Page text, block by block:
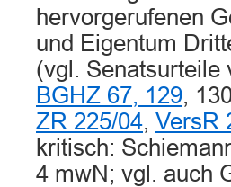
hervorgerufenen
und Eigentum
(vgl.
BGHZ 67, 129,
ZR 225/04, VersR
kritisch:
4 mwN; vgl. auch